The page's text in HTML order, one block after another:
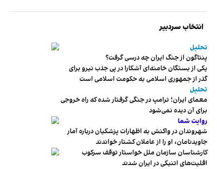
انتخاب سردبیر
تحلیل
پنتاگون از جنگ ایران چه درسی گرفت؟
یکی از بستگان خامنه‌ای آشکارا در پی جذب نیرو برای
گذر از جمهوری اسلامی به حکومت اسلامی است
تحلیل
معمای ایران؛ ترامپ در جنگی گرفتار شده که راه خروجی
برای آن دیده نمی‌شود
روایت شما
شهروندان در واکنش به اظهارات پزشکیان درباره آمار
جاویدنامان، او را از عاملان کشتار خواندند
کارشناسان سازمان ملل خواستار توقف سرکوب
اقلیت‌های اتنیکی در ایران شدند